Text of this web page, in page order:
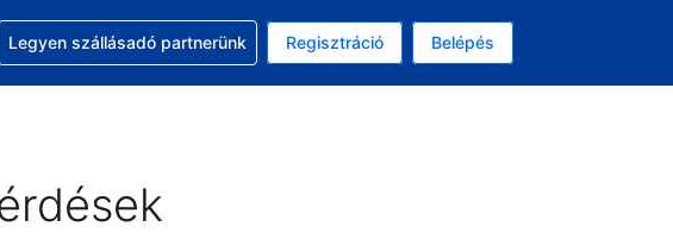
Jelenlegi kiválasztott pénznem: amerikai dollár
Jelenleg kiválasztott nyelv: Magyar
a foglalással
Legyen szállásadó partnerünk Regisztráció Belépés